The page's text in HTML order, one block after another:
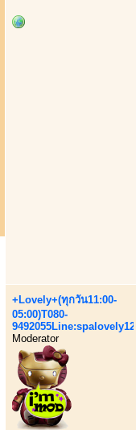
+Lovely+(ทุกวัน11:00-
05:00)T080-
9492055Line:spalovely123
Moderator